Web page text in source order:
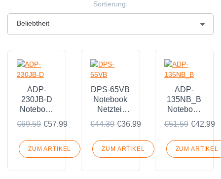
Sortierung:
ADP-
230JB-D
Notebook
Netzteil
Passend
für Acer
Predator
Helios 300
€69.59 €57.99
ZUM ARTIKEL
DPS-65VB
Notebook
Netzteil
Passend
für Acer
ED320Q
Xbmiipx
31.5 LED
€44.39 €36.99
ZUM ARTIKEL
ADP-
135NB_B
Notebook
Netzteil
Passend
für Acer
Nitro 7
AN715-51-
€51.59 €42.99
ZUM ARTIKEL